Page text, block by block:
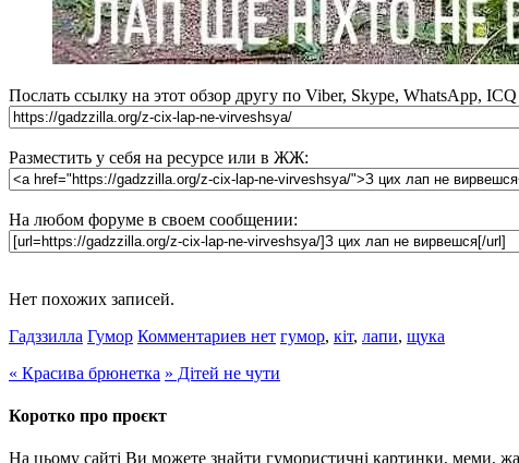
Послать ссылку на этот обзор другу по Viber, Skype, WhatsApp,
Разместить у себя на ресурсе или в ЖЖ:
На любом форуме в своем сообщении:
Нет похожих записей.
Гадззилла Гумор Комментариев нет гумор, кіт, лапи, щука
« Красива брюнетка » Дітей не чути
Коротко про проєкт
На цьому сайті Ви можете знайти гумористичні картинки, меми,